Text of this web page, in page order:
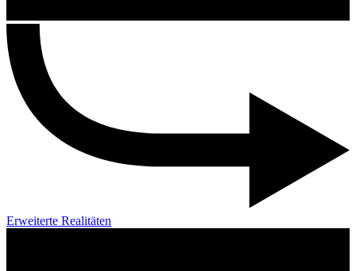
Erweiterte Realitäten